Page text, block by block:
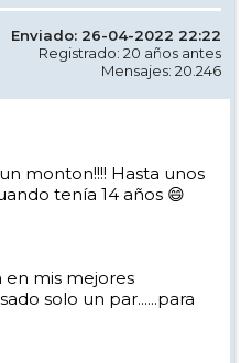
Enviado: 26-04-2022 22:22
Registrado: 20 años antes
Mensajes: 20.246
monton!!!! Hasta unos
tenía 14 años 😄
en mis mejores
solo un par......para